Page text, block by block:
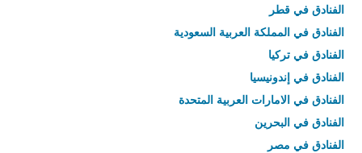
الفنادق في قطر
الفنادق في المملكة العربية السعودية
الفنادق في تركيا
الفنادق في إندونيسيا
الفنادق في الامارات العربية المتحدة
الفنادق في البحرين
الفنادق في مصر